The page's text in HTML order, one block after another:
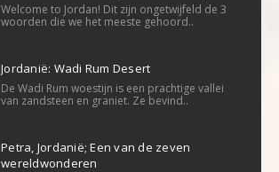
Welcome to Jordan! Dit zijn ongetwijfeld de 3
woorden die we het meeste gehoord..
Jordanië: Wadi Rum Desert
De Wadi Rum woestijn is een prachtige vallei
van zandsteen en graniet. Ze bevind..
Petra, Jordanië; Een van de zeven
wereldwonderen